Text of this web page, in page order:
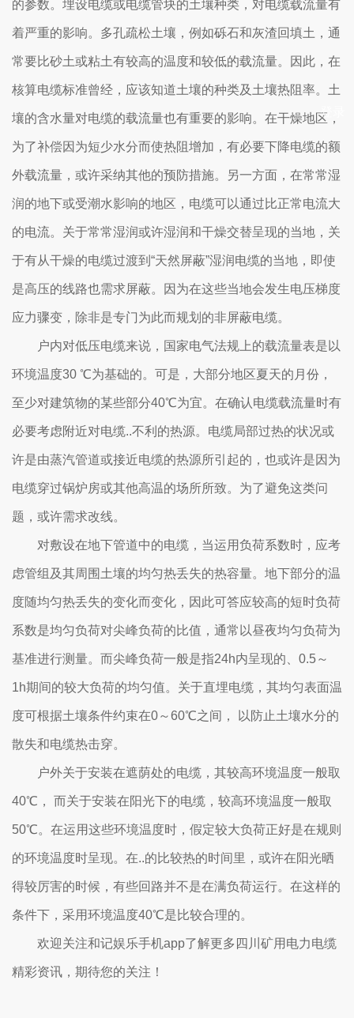
登录
的参数。埋设电缆或电缆管块的土壤种类，对电缆载流量有
着严重的影响。多孔疏松土壤，例如砾石和灰渣回填土，通
常要比砂土或粘土有较高的温度和较低的载流量。因此，在
核算电缆标准曾经，应该知道土壤的种类及土壤热阻率。土
壤的含水量对电缆的载流量也有重要的影响。在干燥地区，
为了补偿因为短少水分而使热阻增加，有必要下降电缆的额
外载流量，或许采纳其他的预防措施。另一方面，在常常湿
润的地下或受潮水影响的地区，电缆可以通过比正常电流大
的电流。关于常常湿润或许湿润和干燥交替呈现的当地，关
于有从干燥的电缆过渡到“天然屏蔽”湿润电缆的当地，即使
是高压的线路也需求屏蔽。因为在这些当地会发生电压梯度
应力骤变，除非是专门为此而规划的非屏蔽电缆。
户内对低压电缆来说，国家电气法规上的载流量表是以
环境温度30 ℃为基础的。可是，大部分地区夏天的月份，
至少对建筑物的某些部分40℃为宜。在确认电缆载流量时有
必要考虑附近对电缆..不利的热源。电缆局部过热的状况或
许是由蒸汽管道或接近电缆的热源所引起的，也或许是因为
电缆穿过锅炉房或其他高温的场所所致。为了避免这类问
题，或许需求改线。
对敷设在地下管道中的电缆，当运用负荷系数时，应考
虑管组及其周围土壤的均匀热丢失的热容量。地下部分的温
度随均匀热丢失的变化而变化，因此可答应较高的短时负荷
系数是均匀负荷对尖峰负荷的比值，通常以昼夜均匀负荷为
基准进行测量。而尖峰负荷一般是指24h内呈现的、0.5～
1h期间的较大负荷的均匀值。关于直埋电缆，其均匀表面温
度可根据土壤条件约束在0～60℃之间， 以防止土壤水分的
散失和电缆热击穿。
户外关于安装在遮荫处的电缆，其较高环境温度一般取
40℃， 而关于安装在阳光下的电缆，较高环境温度一般取
50℃。在运用这些环境温度时，假定较大负荷正好是在规则
的环境温度时呈现。在..的比较热的时间里，或许在阳光晒
得较厉害的时候，有些回路并不是在满负荷运行。在这样的
条件下，采用环境温度40℃是比较合理的。
欢迎关注和记娱乐手机app了解更多四川矿用电力电缆
精彩资讯，期待您的关注！